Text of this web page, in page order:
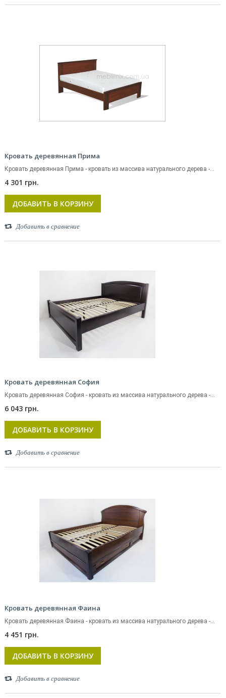
Кровать деревянная Прима
Кровать деревянная Прима - кровать из массива натурального дерева -...
4 301 грн.
ДОБАВИТЬ В КОРЗИНУ
Добавить в сравнение
Кровать деревянная София
Кровать деревянная София - кровать из массива натурального дерева -...
6 043 грн.
ДОБАВИТЬ В КОРЗИНУ
Добавить в сравнение
Кровать деревянная Фаина
Кровать деревянная Фаина - кровать из массива натурального дерева -...
4 451 грн.
ДОБАВИТЬ В КОРЗИНУ
Добавить в сравнение